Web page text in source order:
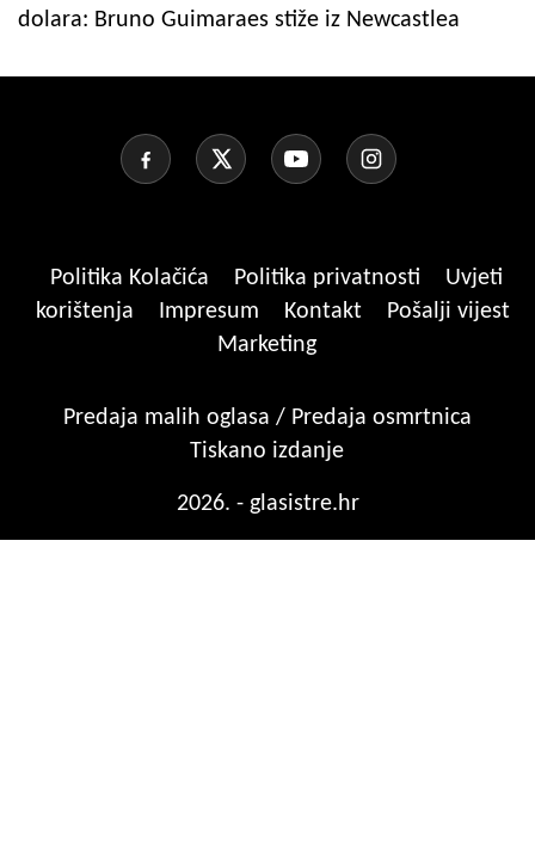
dolara: Bruno Guimaraes stiže iz Newcastlea
Politika Kolačića Politika privatnosti
Uvjeti
korištenja
Impresum Kontakt
Pošalji vijest
Marketing
Predaja malih oglasa / Predaja osmrtnica
Tiskano izdanje
2026. - glasistre.hr